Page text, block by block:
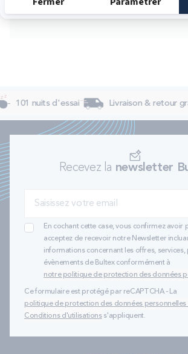
Dimanche
101 nuits d'essai Livraison & retour
Recevez la newsletter
En cochant cette case, vous confirmez avoir
acceptez de recevoir notre Newsletter
informations concernant les offres,
évènements de Bultex conformément à
notre politique de protection des données
Ce formulaire est protégé par reCAPTCHA - La
politique de protection des données
Conditions d'utilisationss'appliquent.